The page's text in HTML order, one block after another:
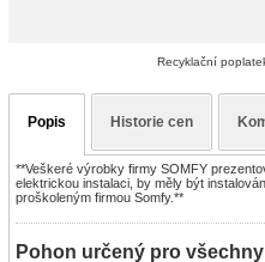
Recyklační
Popis Historie cen
**Veškeré výrobky firmy SOMFY
elektrickou instalaci, by měly být
proškoleným firmou Somfy.**
Pohon určený pro